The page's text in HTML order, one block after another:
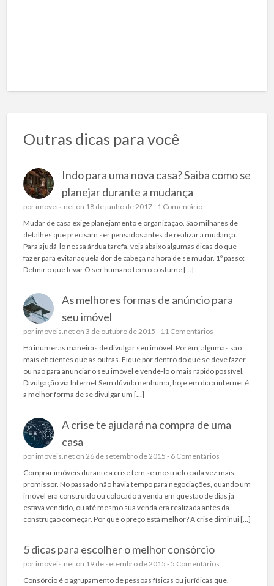
Outras dicas para você
Indo para uma nova casa? Saiba como se
planejar durante a mudança
por imoveis.neton 18 de junho de 2017 - 1 Comentário
Mudar de casa exige planejamento e organização. São milhares de
detalhes que precisam ser pensados antes de realizar a mudança.
Para ajudá-lo nessa árdua tarefa, veja abaixo algumas dicas do que
fazer para evitar aquela dor de cabeça na hora de se mudar. 1º passo:
Definir o que levar O ser humano tem o costume […]
As melhores formas de anúncio para
seu imóvel
por imoveis.neton 3 de outubro de 2015 - 11 Comentários
Há inúmeras maneiras de divulgar seu imóvel. Porém, algumas são
mais eficientes que as outras. Fique por dentro do que se deve fazer
ou não para anunciar o seu imóvel e vendê-lo o mais rápido possível.
Divulgação via Internet Sem dúvida nenhuma, hoje em dia a internet é
a melhor forma de se divulgar um […]
A crise te ajudará na compra de uma
casa
por imoveis.neton 26 de setembro de 2015 - 6 Comentários
Comprar imóveis durante a crise tem se mostrado cada vez mais
promissor. No passado não havia tempo para negociações, quando um
imóvel era construído ou colocado à venda em questão de dias já
estava vendido, ou até mesmo sua venda era realizada antes da
construção começar. Por que o preço está melhor? A crise diminui […]
5 dicas para escolher o melhor consórcio
por imoveis.neton 19 de setembro de 2015 - 5 Comentários
Consórcio é o agrupamento de pessoas físicas ou jurídicas que,